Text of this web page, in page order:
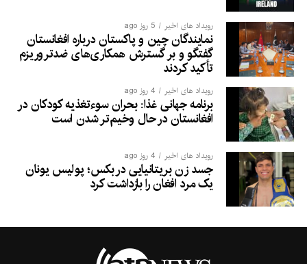
رویداد های اخیر 5 روز ago
نمایندگان چین و پاکستان درباره افغانستان
گفتگو و بر گسترش همکاری‌های ضدتروریزم
تأکید کردند
رویداد های اخیر 4 روز ago
برنامه جهانی غذا: بحران سوءتغذیه کودکان در
افغانستان در حال وخیم‌تر شدن است
رویداد های اخیر 4 روز ago
جسد زن بریتانیایی در بکس؛ پولیس یونان
یک مرد افغان را بازداشت کرد